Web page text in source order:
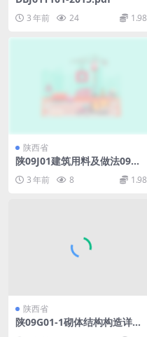
3 年前 24 1.98
陕西省
陕09J01建筑用料及做法09系
3 年前 8 1.98
陕西省
陕09G01-1砌体结构构造详图
(P型烧结多孔砖)09系列结构